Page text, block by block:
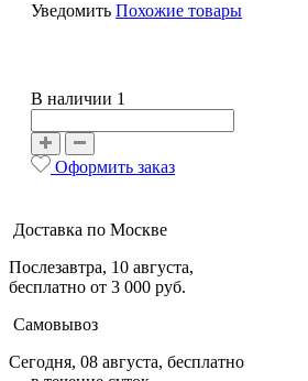
Уведомить Похожие товары
В наличии 1
Оформить заказ
Доставка по Москве
Послезавтра, 10 августа,
бесплатно от 3 000 руб.
Самовывоз
Сегодня, 08 августа, бесплатно